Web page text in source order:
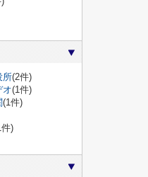
所(2件)
オ(1件)
(1件)
)